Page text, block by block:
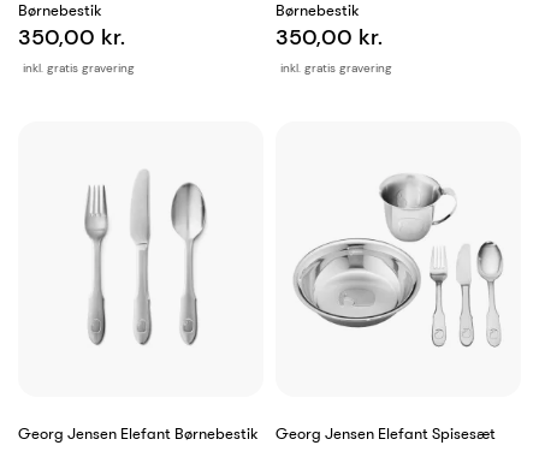
Børnebestik
inkl. gratis gravering
350,00 kr.
Børnebestik
inkl. gratis gravering
350,00 kr.
Georg Jensen Elefant Børnebestik Georg Jensen Elefant Spisesæt